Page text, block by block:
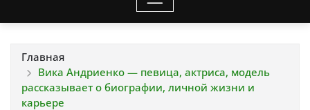
Главная
Вика Андриенко — певица, актриса, модель
рассказывает о биографии, личной жизни и
карьере